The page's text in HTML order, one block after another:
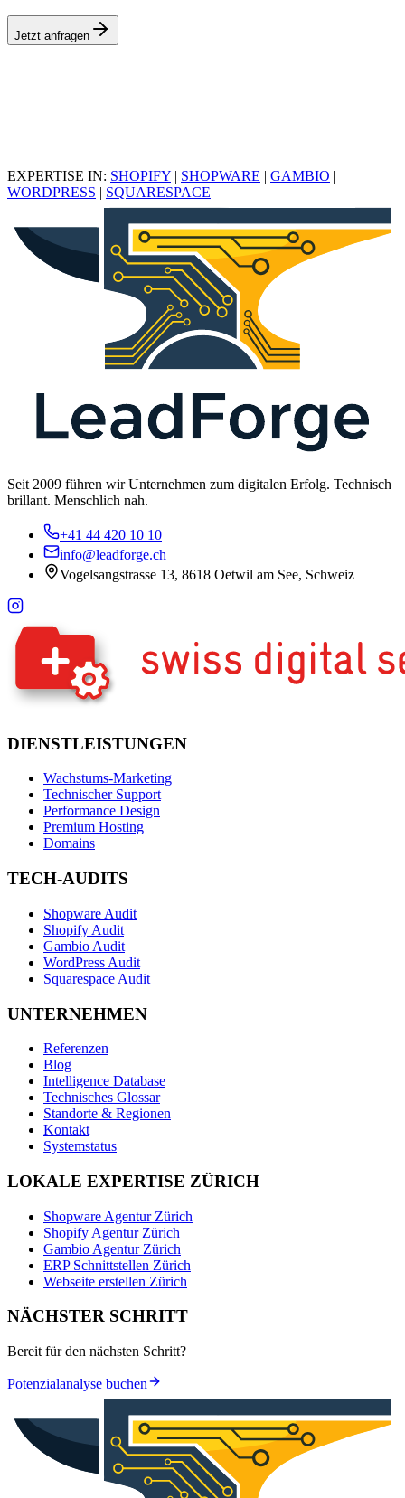
Jetzt anfragen
EXPERTISE IN: SHOPIFY | SHOPWARE | GAMBIO |
WORDPRESS | SQUARESPACE
Seit 2009 führen wir Unternehmen zum digitalen Erfolg. Technisch
brillant. Menschlich nah.
+41 44 420 10 10
info@leadforge.ch
Vogelsangstrasse 13, 8618 Oetwil am See, Schweiz
DIENSTLEISTUNGEN
Wachstums-Marketing
Technischer Support
Performance Design
Premium Hosting
Domains
TECH-AUDITS
Shopware Audit
Shopify Audit
Gambio Audit
WordPress Audit
Squarespace Audit
UNTERNEHMEN
Referenzen
Blog
Intelligence Database
Technisches Glossar
Standorte & Regionen
Kontakt
Systemstatus
LOKALE EXPERTISE ZÜRICH
Shopware Agentur Zürich
Shopify Agentur Zürich
Gambio Agentur Zürich
ERP Schnittstellen Zürich
Webseite erstellen Zürich
NÄCHSTER SCHRITT
Bereit für den nächsten Schritt?
Potenzialanalyse buchen